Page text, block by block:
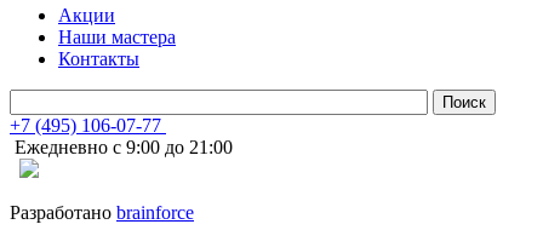
Акции
Наши мастера
Контакты
+7 (495) 106-07-77
Ежедневно с 9:00 до 21:00
Разработано brainforce